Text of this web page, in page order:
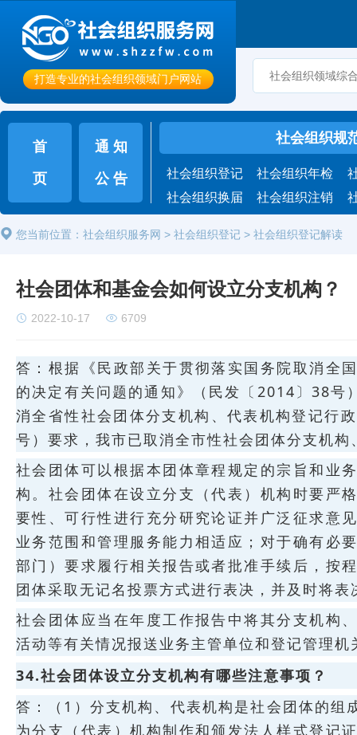
打造专业的社会组织领域门户网站
首
页
通 知
公 告
社会组织规
社会组织登记 社会组织年检
社会组织换届
社会组织注销
您当前位置： 社会组织服务网 > 社会组织登记 > 社会组织登记解读
社会团体和基金会如何设立分支机构？
2022-10-17 6709
答：根据《民政部关于贯彻落实国务院取消全
的决定有关问题的通知》（民发〔2014〕38号
消全省性社会团体分支机构、代表机构登记行
号）要求，我市已取消全市性社会团体分支机
社会团体可以根据本团体章程规定的宗旨和业
构。社会团体在设立分支（代表）机构时要严
要性、可行性进行充分研究论证并广泛征求意
业务范围和管理服务能力相适应；对于确有必
部门）要求履行相关报告或者批准手续后，按
团体采取无记名投票方式进行表决，并及时将
社会团体应当在年度工作报告中将其分支机构
活动等有关情况报送业务主管单位和登记管理
34.社会团体设立分支机构有哪些注意事项？
答：（1）分支机构、代表机构是社会团体的
为分支（代表）机构制作和颁发法人样式登记